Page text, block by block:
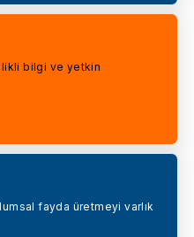
bilgi ve yetkin
fayda üretmeyi varlık